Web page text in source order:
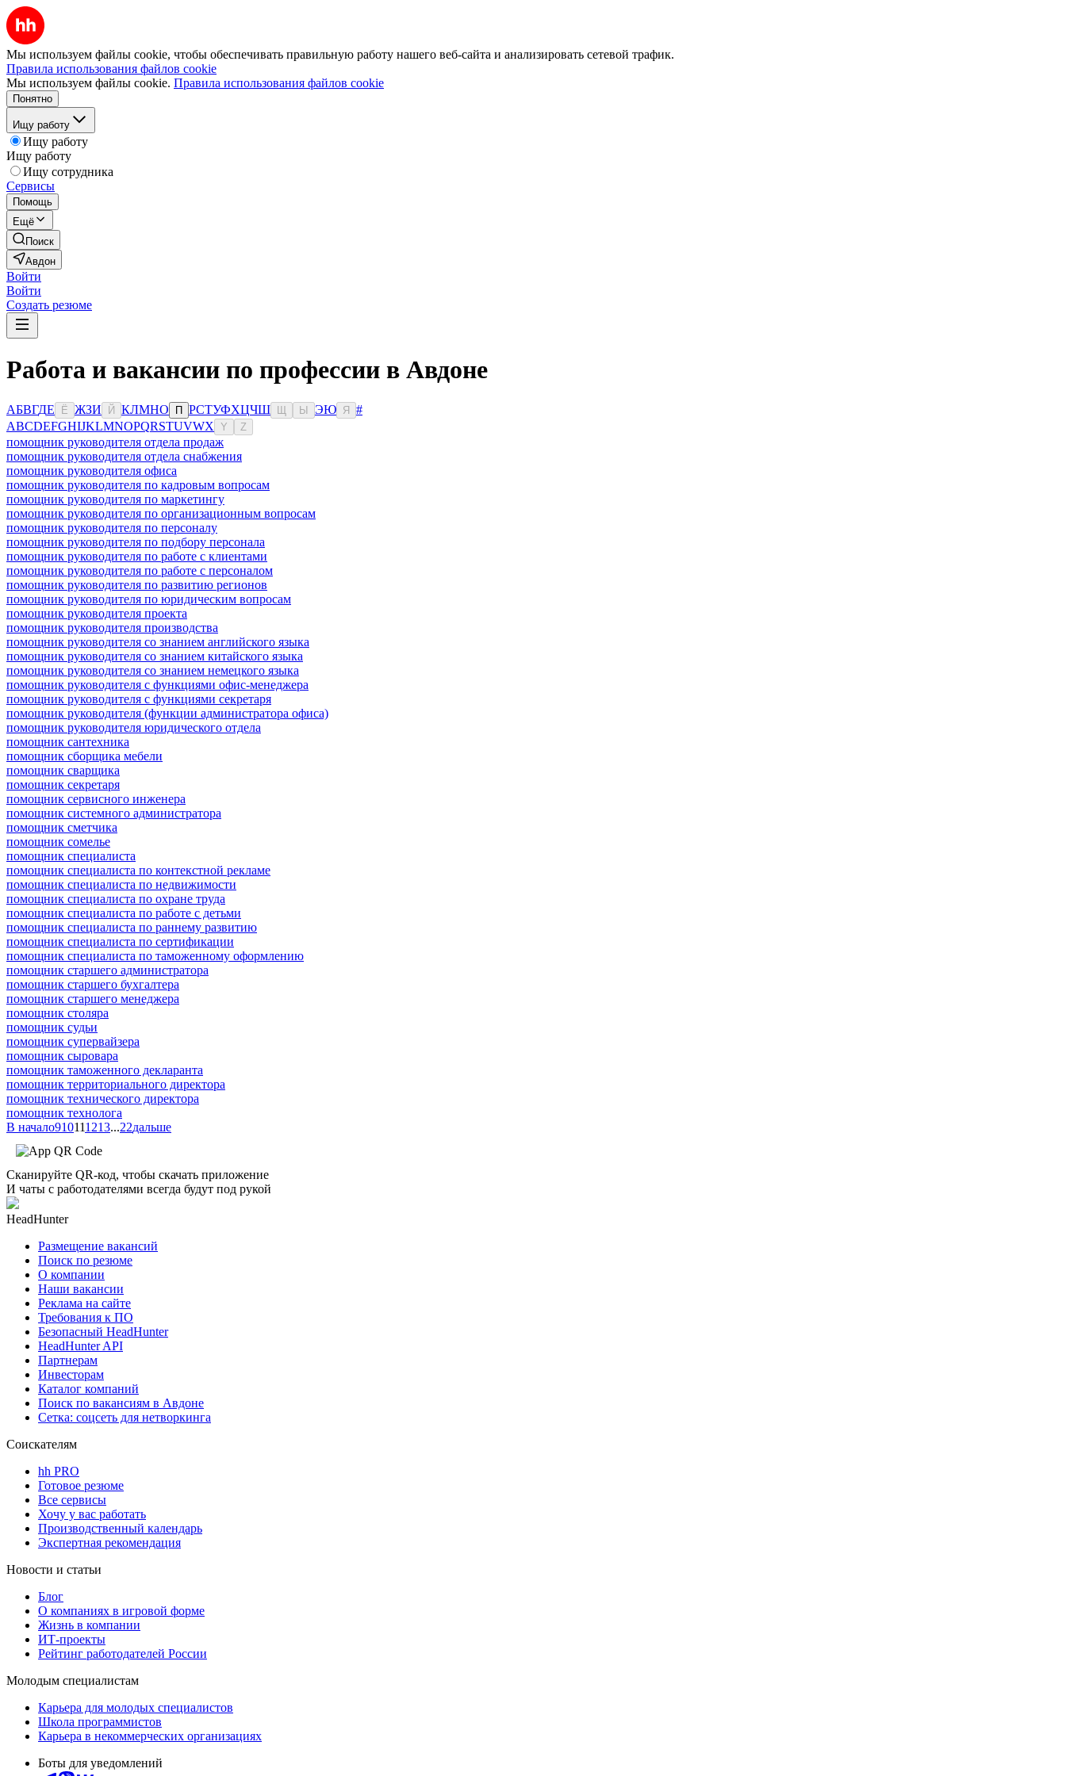
Мы используем файлы cookie, чтобы обеспечивать правильную работу нашего веб-сайта и анализировать сетевой трафик.
Правила использования файлов cookie
Мы используем файлы cookie. Правила использования файлов cookie
Понятно
Ищу работу
Ищу работу
Ищу работу
Ищу сотрудника
Сервисы
Помощь
Ещё
Поиск
Авдон
Войти
Войти
Создать резюме
Работа и вакансии по профессии в Авдоне
АБВГДЕ Ё ЖЗИ Й КЛМНО П РСТУФХЦЧШ Ы ЭЮ Я
#
ABCDEFGHIJKLMNOPQRSTUVWX Y Z
помощник руководителя отдела продаж
помощник руководителя отдела снабжения
помощник руководителя офиса
помощник руководителя по кадровым вопросам
помощник руководителя по маркетингу
помощник руководителя по организационным вопросам
помощник руководителя по персоналу
помощник руководителя по подбору персонала
помощник руководителя по работе с клиентами
помощник руководителя по работе с персоналом
помощник руководителя по развитию регионов
помощник руководителя по юридическим вопросам
помощник руководителя проекта
помощник руководителя производства
помощник руководителя со знанием английского языка
помощник руководителя со знанием китайского языка
помощник руководителя со знанием немецкого языка
помощник руководителя с функциями офис-менеджера
помощник руководителя с функциями секретаря
помощник руководителя (функции администратора офиса)
помощник руководителя юридического отдела
помощник сантехника
помощник сборщика мебели
помощник сварщика
помощник секретаря
помощник сервисного инженера
помощник системного администратора
помощник сметчика
помощник сомелье
помощник специалиста
помощник специалиста по контекстной рекламе
помощник специалиста по недвижимости
помощник специалиста по охране труда
помощник специалиста по работе с детьми
помощник специалиста по раннему развитию
помощник специалиста по сертификации
помощник специалиста по таможенному оформлению
помощник старшего администратора
помощник старшего бухгалтера
помощник старшего менеджера
помощник столяра
помощник судьи
помощник супервайзера
помощник сыровара
помощник таможенного декларанта
помощник территориального директора
помощник технического директора
помощник технолога
В начало910111213...22дальше
Сканируйте QR-код, чтобы скачать приложение
И чаты с работодателями всегда будут под рукой
HeadHunter
Размещение вакансий
Поиск по резюме
О компании
Наши вакансии
Реклама на сайте
Требования к ПО
Безопасный HeadHunter
HeadHunter API
Партнерам
Инвесторам
Каталог компаний
Поиск по вакансиям в Авдоне
Сетка: соцсеть для нетворкинга
Соискателям
hh PRO
Готовое резюме
Все сервисы
Хочу у вас работать
Производственный календарь
Экспертная рекомендация
Новости и статьи
Блог
О компаниях в игровой форме
Жизнь в компании
ИТ-проекты
Рейтинг работодателей России
Молодым специалистам
Карьера для молодых специалистов
Школа программистов
Карьера в некоммерческих организациях
Боты для уведомлений